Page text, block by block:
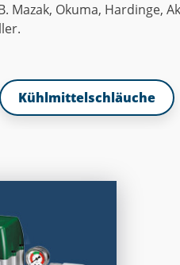
Mazak, Okuma, Hardinge,
Kühlmittelschläuche